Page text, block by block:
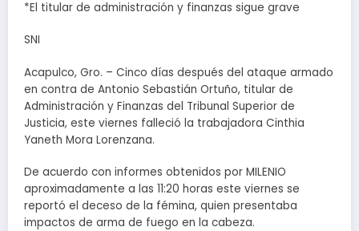
*El titular de administración y finanzas sigue grave
SNI
Acapulco, Gro. – Cinco días después del ataque armado
en contra de Antonio Sebastián Ortuño, titular de
Administración y Finanzas del Tribunal Superior de
Justicia, este viernes falleció la trabajadora Cinthia
Yaneth Mora Lorenzana.
De acuerdo con informes obtenidos por MILENIO
aproximadamente a las 11:20 horas este viernes se
reportó el deceso de la fémina, quien presentaba
impactos de arma de fuego en la cabeza.